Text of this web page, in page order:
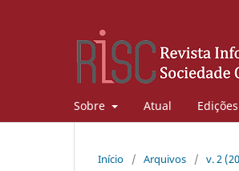
Sobre Atual
Início / Arquivos / v. 2